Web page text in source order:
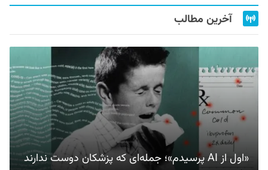
آخرین مطالب
«اول از AI پرسیدم»؛ جمله‌ای که پزشکان دوست ندارند